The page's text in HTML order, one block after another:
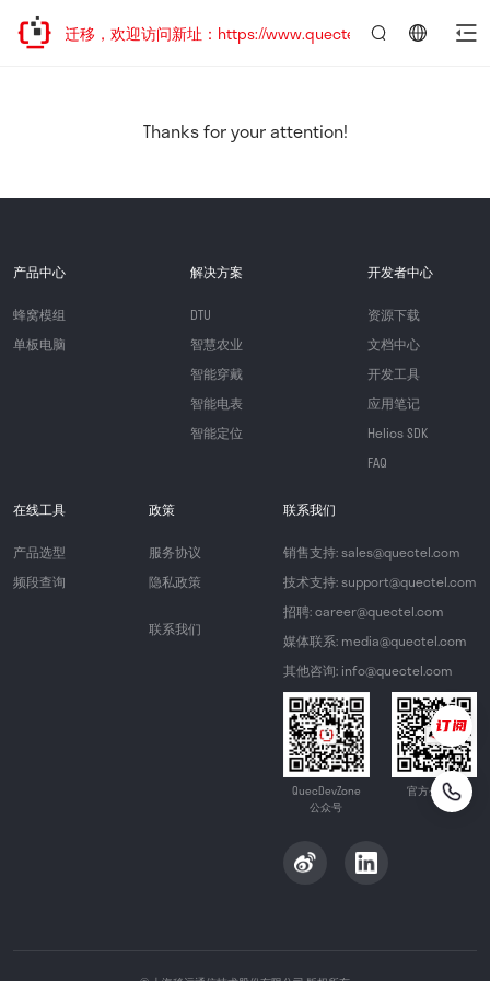
地址已迁移，欢迎访问新址：https://www.quectel.com.cn
Thanks for your attention!
产品中心
蜂窝模组
单板电脑
解决方案
DTU
智慧农业
智能穿戴
智能电表
智能定位
开发者中心
资源下载
文档中心
开发工具
应用笔记
Helios SDK
FAQ
在线工具
产品选型
频段查询
政策
服务协议
隐私政策
联系我们
联系我们
销售支持: sales@quectel.com
技术支持: support@quectel.com
招聘: career@quectel.com
媒体联系: media@quectel.com
其他咨询: info@quectel.com
QuecDevZone
公众号
官方公众号